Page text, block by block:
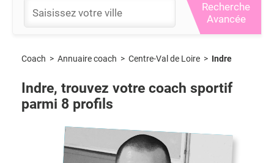
Recherche
Avancée
Coach > Annuaire coach > Centre-Val de Loire > Indre
Indre, trouvez votre coach sportif
parmi 8 profils